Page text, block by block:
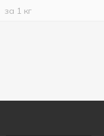
за 1 кг